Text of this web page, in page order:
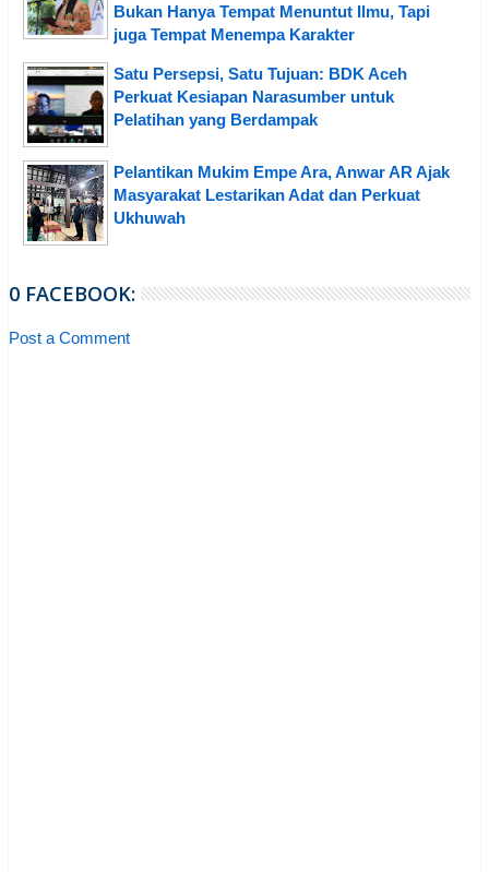
Bukan Hanya Tempat Menuntut Ilmu, Tapi
juga Tempat Menempa Karakter
Satu Persepsi, Satu Tujuan: BDK Aceh
Perkuat Kesiapan Narasumber untuk
Pelatihan yang Berdampak
Pelantikan Mukim Empe Ara, Anwar AR Ajak
Masyarakat Lestarikan Adat dan Perkuat
Ukhuwah
0 FACEBOOK:
Post a Comment